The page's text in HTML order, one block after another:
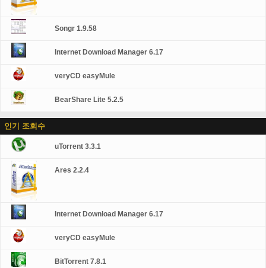
Songr 1.9.58
Internet Download Manager 6.17
veryCD easyMule
BearShare Lite 5.2.5
인기 조회수
uTorrent 3.3.1
Ares 2.2.4
Internet Download Manager 6.17
veryCD easyMule
BitTorrent 7.8.1